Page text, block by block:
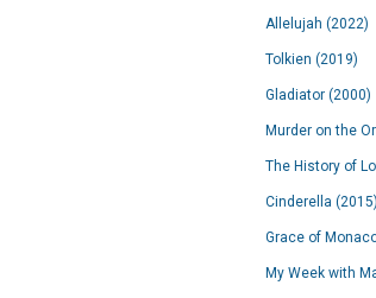
Allelujah (2022)
Tolkien (2019)
Gladiator (2000)
Murder on the
The History of
Cinderella (2015)
Grace of
My Week with